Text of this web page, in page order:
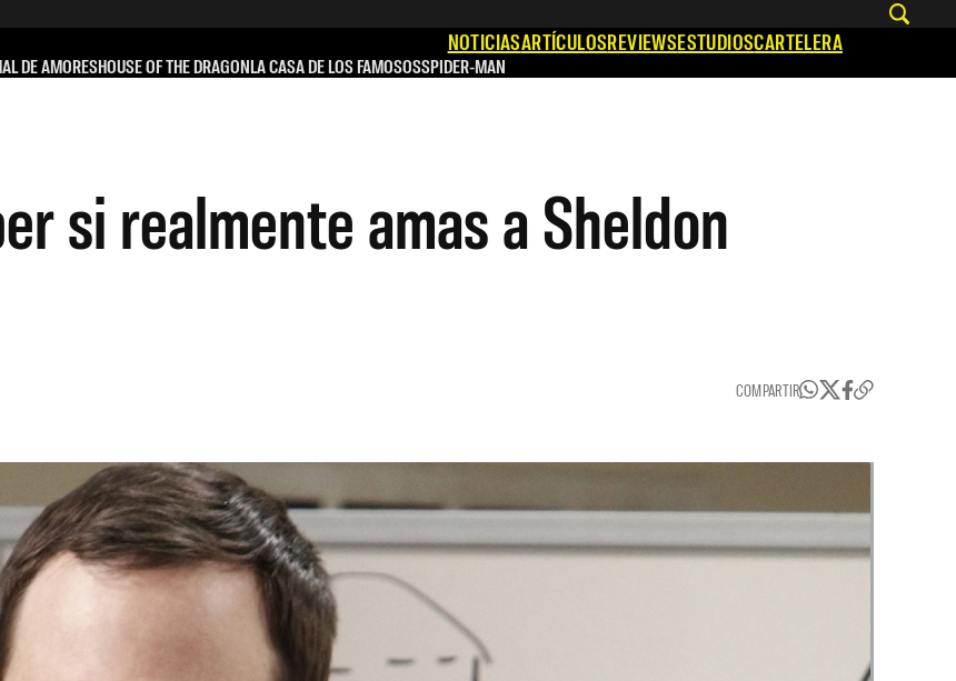
NOTICIASARTÍCULOSREVIEWSESTUDIOSCARTELERA
DE AMORESHOUSE OF THE DRAGONLA CASA DE LOS FAMOSOSSPIDER-MAN
si realmente amas a Sheldon
COMPARTIR